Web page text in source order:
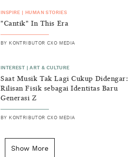
INSPIRE HUMAN STORIES
"Cantik" In This Era
BY KONTRIBUTOR CXO MEDIA
INTEREST |ART & CULTURE
Saat Musik Tak Lagi Cukup Didengar:
Rilisan Fisik sebagai Identitas Baru
Generasi Z
BY KONTRIBUTOR CXO MEDIA
Kenapa Tahun Baru Ditandai pada
Show More